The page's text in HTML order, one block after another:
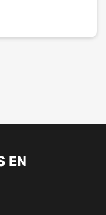
EN